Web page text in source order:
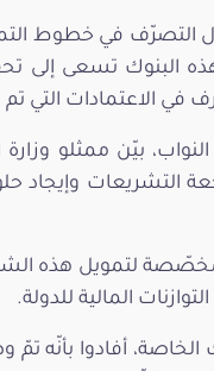
التصرّف في خطوط
هذه البنوك تسعى إلى
التي تم رصدها
بيّن ممثلو
التشريعات وإيجاد
لتمويل هذه
المالية للدولة.
الخاصة، أفادوا